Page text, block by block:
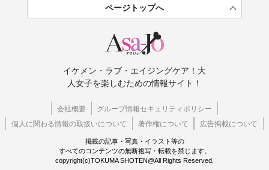
ページトップへ
イケメン・ラブ・エイジングケア！大
人女子を楽しむための情報サイト！
会社概要
グループ情報セキュリティポリシー
個人に関わる情報の取扱いについて
著作権について 広告掲載について
掲載の記事・写真・イラスト等の
すべてのコンテンツの無断複写・転載を禁じます。
copyright(c)TOKUMA SHOTEN@All Rights Reserved.